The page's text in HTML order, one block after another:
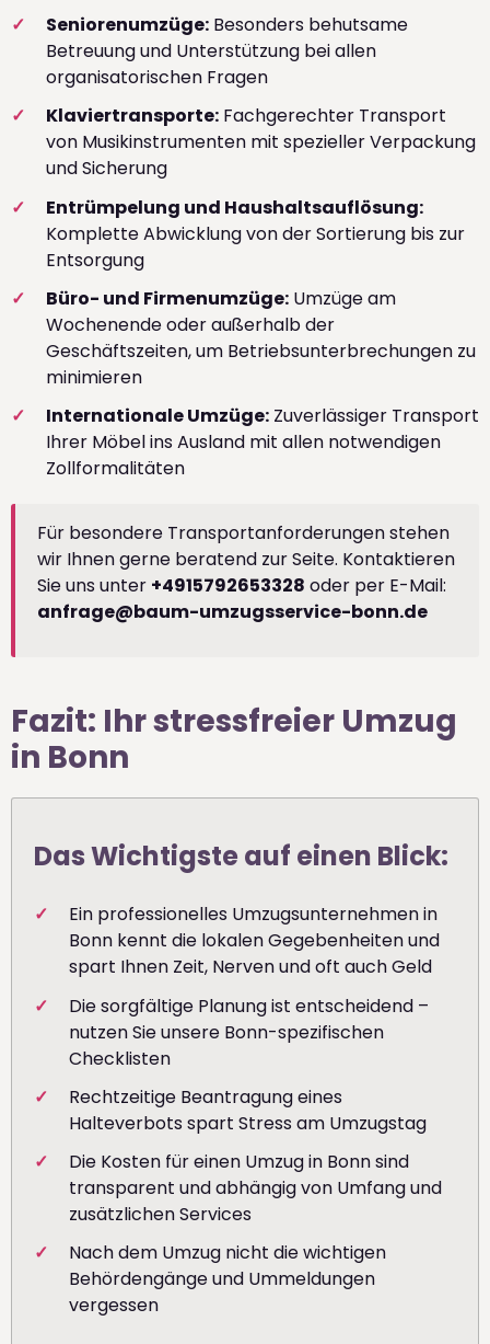
Seniorenumzüge: Besonders behutsame
Betreuung und Unterstützung bei allen
organisatorischen Fragen
Klaviertransporte: Fachgerechter Transport
von Musikinstrumenten mit spezieller Verpackung
und Sicherung
Entrümpelung und Haushaltsauflösung:
Komplette Abwicklung von der Sortierung bis zur
Entsorgung
Büro- und Firmenumzüge: Umzüge am
Wochenende oder außerhalb der
Geschäftszeiten, um Betriebsunterbrechungen zu
minimieren
Internationale Umzüge: Zuverlässiger Transport
Ihrer Möbel ins Ausland mit allen notwendigen
Zollformalitäten
Für besondere Transportanforderungen stehen
wir Ihnen gerne beratend zur Seite. Kontaktieren
Sie uns unter +4915792653328 oder per E-Mail:
anfrage@baum-umzugsservice-bonn.de
Fazit: Ihr stressfreier Umzug
in Bonn
Das Wichtigste auf einen Blick:
Ein professionelles Umzugsunternehmen in
Bonn kennt die lokalen Gegebenheiten und
spart Ihnen Zeit, Nerven und oft auch Geld
Die sorgfältige Planung ist entscheidend –
nutzen Sie unsere Bonn-spezifischen
Checklisten
Rechtzeitige Beantragung eines
Halteverbots spart Stress am Umzugstag
Die Kosten für einen Umzug in Bonn sind
transparent und abhängig von Umfang und
zusätzlichen Services
Nach dem Umzug nicht die wichtigen
Behördengänge und Ummeldungen
vergessen